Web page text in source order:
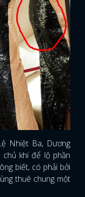
Nhiệt Ba, Dương
khi để lộ phần
biết, có phải bởi
thuê chung một